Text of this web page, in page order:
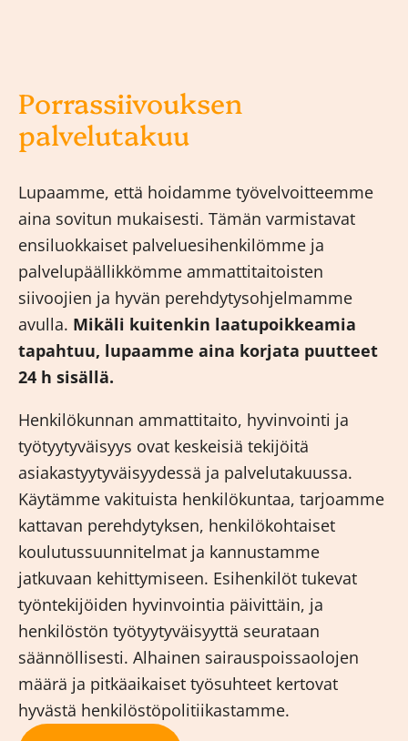
Porrassiivouksen
palvelutakuu
Lupaamme, että hoidamme työvelvoitteemme
aina sovitun mukaisesti. Tämän varmistavat
ensiluokkaiset palveluesihenkilömme ja
palvelupäällikkömme ammattitaitoisten
siivoojien ja hyvän perehdytysohjelmamme
avulla. Mikäli kuitenkin laatupoikkeamia
tapahtuu, lupaamme aina korjata puutteet
24 h sisällä.
Henkilökunnan ammattitaito, hyvinvointi ja
työtyytyväisyys ovat keskeisiä tekijöitä
asiakastyytyväisyydessä ja palvelutakuussa.
Käytämme vakituista henkilökuntaa, tarjoamme
kattavan perehdytyksen, henkilökohtaiset
koulutussuunnitelmat ja kannustamme
jatkuvaan kehittymiseen. Esihenkilöt tukevat
työntekijöiden hyvinvointia päivittäin, ja
henkilöstön työtyytyväisyyttä seurataan
säännöllisesti. Alhainen sairauspoissaolojen
määrä ja pitkäaikaiset työsuhteet kertovat
hyvästä henkilöstöpolitiikastamme.